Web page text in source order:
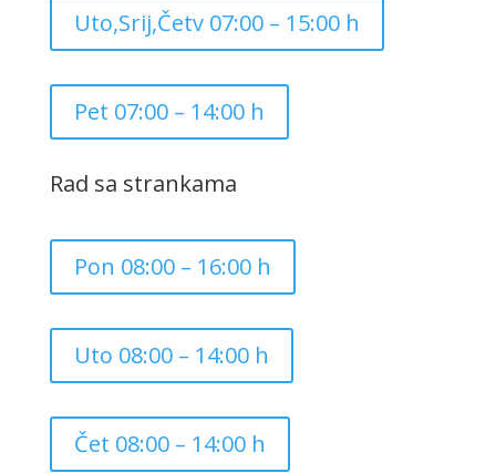
Uto,Srij,Četv 07:00 – 15:00 h
Pet 07:00 – 14:00 h
Rad sa strankama
Pon 08:00 – 16:00 h
Uto 08:00 – 14:00 h
Čet 08:00 – 14:00 h